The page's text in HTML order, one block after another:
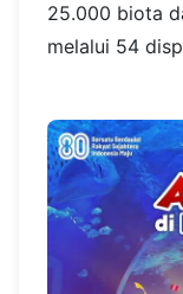
25.000 biota
melalui 54